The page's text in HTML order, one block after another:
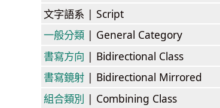
文字語系 | Script
一般分類 | General Category
書寫方向 | Bidirectional Class
書寫鏡射 | Bidirectional Mirrored
組合類別 | Combining Class